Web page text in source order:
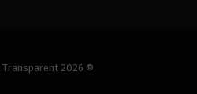
© 2026 Middle East Transparent